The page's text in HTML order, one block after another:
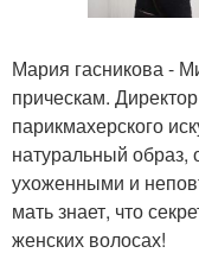
Мария гасникова -
прическам.
парикмахерского
натуральный
ухоженными и
мать знает, что
женских волосах!